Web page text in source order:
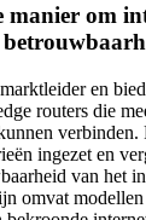
manier om
en
routers die
ingezet en
van het
omvat